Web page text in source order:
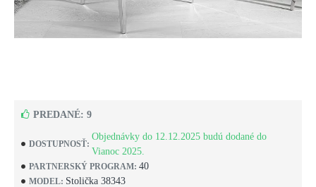
DOSTUPNOSŤ:
Objednávky do 12.12.2025 budú dodané do
Vianoc 2025.
PARTNERSKÝ PROGRAM: 40
MODEL: Stolička 38343
PREDANÉ: 9